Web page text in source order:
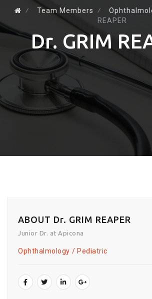
⁄ Team Members ⁄
REAPER
Dr. GRIM
ABOUT Dr. GRIM REAPER
Junior Dr. at Apicona
Ophthalmology Pediatric